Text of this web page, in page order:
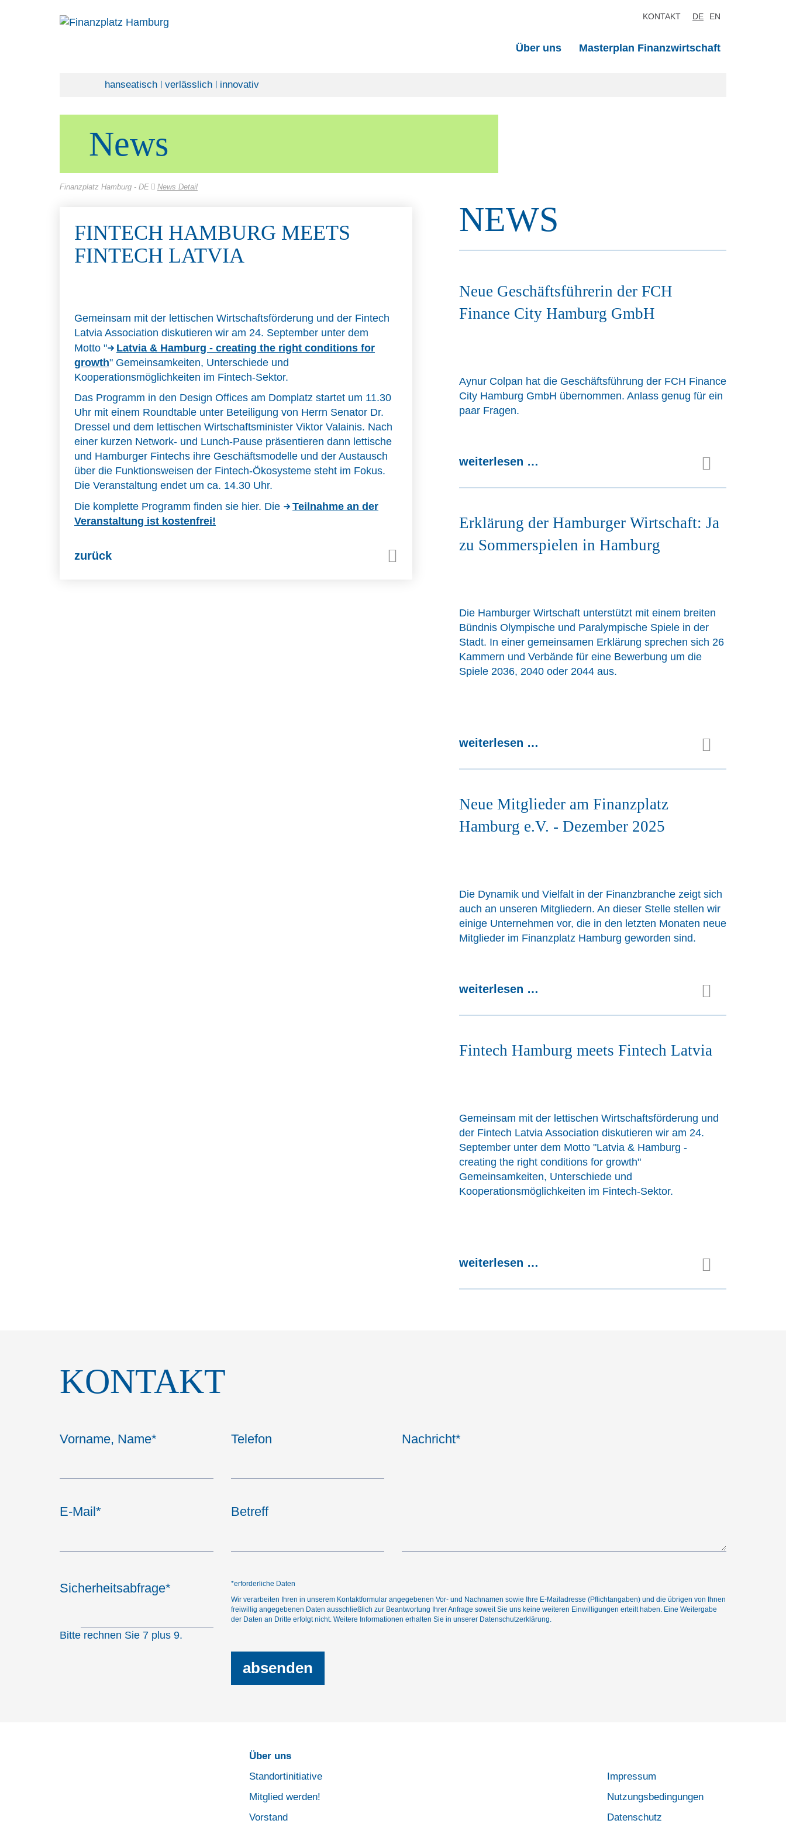
KONTAKT DE EN
Über uns Masterplan Finanzwirtschaft
hanseatisch verlässlich innovativ
News
Finanzplatz Hamburg - DE News Detail
FINTECH HAMBURG MEETS
FINTECH LATVIA
Gemeinsam mit der lettischen Wirtschaftsförderung und der Fintech
Latvia Association diskutieren wir am 24. September unter dem
Motto "
Latvia & Hamburg - creating the right conditions for
growth" Gemeinsamkeiten, Unterschiede und
Kooperationsmöglichkeiten im Fintech-Sektor.
Das Programm in den Design Offices am Domplatz startet um 11.30
Uhr mit einem Roundtable unter Beteiligung von Herrn Senator Dr.
Dressel und dem lettischen Wirtschaftsminister Viktor Valainis. Nach
einer kurzen Network- und Lunch-Pause präsentieren dann lettische
und Hamburger Fintechs ihre Geschäftsmodelle und der Austausch
über die Funktionsweisen der Fintech-Ökosysteme steht im Fokus.
Die Veranstaltung endet um ca. 14.30 Uhr.
Die komplette Programm finden sie hier. Die
Teilnahme an der
Veranstaltung ist kostenfrei!
zurück
NEWS
Neue Geschäftsführerin der FCH
Finance City Hamburg GmbH
Aynur Colpan hat die Geschäftsführung der FCH Finance
City Hamburg GmbH übernommen. Anlass genug für ein
paar Fragen.
weiterlesen …
Erklärung der Hamburger Wirtschaft: Ja
zu Sommerspielen in Hamburg
Die Hamburger Wirtschaft unterstützt mit einem breiten
Bündnis Olympische und Paralympische Spiele in der
Stadt. In einer gemeinsamen Erklärung sprechen sich 26
Kammern und Verbände für eine Bewerbung um die
Spiele 2036, 2040 oder 2044 aus.
weiterlesen …
Neue Mitglieder am Finanzplatz
Hamburg e.V. - Dezember 2025
Die Dynamik und Vielfalt in der Finanzbranche zeigt sich
auch an unseren Mitgliedern. An dieser Stelle stellen wir
einige Unternehmen vor, die in den letzten Monaten neue
Mitglieder im Finanzplatz Hamburg geworden sind.
weiterlesen …
Fintech Hamburg meets Fintech Latvia
Gemeinsam mit der lettischen Wirtschaftsförderung und
der Fintech Latvia Association diskutieren wir am 24.
September unter dem Motto "Latvia & Hamburg -
creating the right conditions for growth"
Gemeinsamkeiten, Unterschiede und
Kooperationsmöglichkeiten im Fintech-Sektor.
weiterlesen …
KONTAKT
Vorname, Name* Telefon
E-Mail* Betreff
Nachricht*
Sicherheitsabfrage*
Bitte rechnen Sie 7 plus 9.
*erforderliche Daten
Wir verarbeiten Ihren in unserem Kontaktformular angegebenen Vor- und Nachnamen sowie Ihre E-Mailadresse (Pflichtangaben) und die übrigen von Ihnen
freiwillig angegebenen Daten ausschließlich zur Beantwortung Ihrer Anfrage soweit Sie uns keine weiteren Einwilligungen erteilt haben. Eine Weitergabe
der Daten an Dritte erfolgt nicht. Weitere Informationen erhalten Sie in unserer Datenschutzerklärung.
Über uns
Standortinitiative
Mitglied werden!
Vorstand
Impressum
Nutzungsbedingungen
Datenschutz